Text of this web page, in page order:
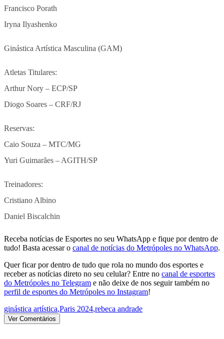
Francisco Porath
Iryna Ilyashenko
Ginástica Artística Masculina (GAM)
Atletas Titulares:
Arthur Nory – ECP/SP
Diogo Soares – CRF/RJ
Reservas:
Caio Souza – MTC/MG
Yuri Guimarães – AGITH/SP
Treinadores:
Cristiano Albino
Daniel Biscalchin
Receba notícias de Esportes no seu WhatsApp e fique por dentro de
tudo! Basta acessar o canal de notícias do Metrópoles no WhatsApp.
Quer ficar por dentro de tudo que rola no mundo dos esportes e
receber as notícias direto no seu celular? Entre no canal de esportes
do Metrópoles no Telegram e não deixe de nos seguir também no
perfil de esportes do Metrópoles no Instagram!
ginástica artística,Paris 2024,rebeca andrade
Ver Comentários